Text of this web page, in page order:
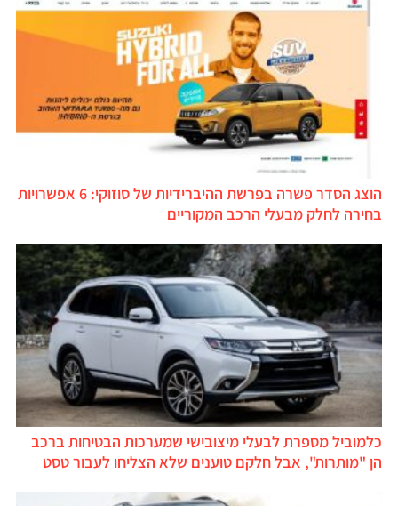
הוצג הסדר פשרה בפרשת ההיברידיות של סוזוקי: 6 אפשרויות
בחירה לחלק מבעלי הרכב המקוריים
כלמוביל מספרת לבעלי מיצובישי שמערכות הבטיחות ברכב
הן "מותרות", אבל חלקם טוענים שלא הצליחו לעבור טסט